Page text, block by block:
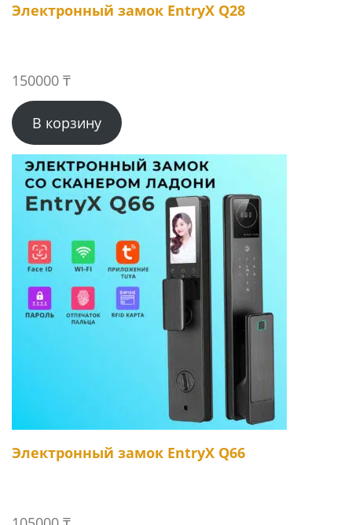
Электронный замок EntryX Q28
150000 ₸
В корзину
Электронный замок EntryX Q66